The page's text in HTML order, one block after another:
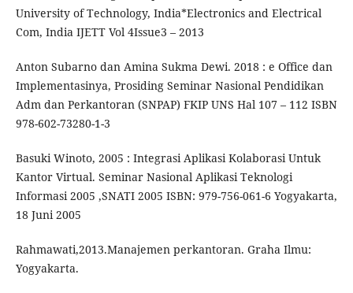
University of Technology, India*Electronics and Electrical
Com, India IJETT Vol 4Issue3 – 2013
Anton Subarno dan Amina Sukma Dewi. 2018 : e Office dan
Implementasinya, Prosiding Seminar Nasional Pendidikan
Adm dan Perkantoran (SNPAP) FKIP UNS Hal 107 – 112 ISBN
978-602-73280-1-3
Basuki Winoto, 2005 : Integrasi Aplikasi Kolaborasi Untuk
Kantor Virtual. Seminar Nasional Aplikasi Teknologi
Informasi 2005 ,SNATI 2005 ISBN: 979-756-061-6 Yogyakarta,
18 Juni 2005
Rahmawati,2013.Manajemen perkantoran. Graha Ilmu:
Yogyakarta.